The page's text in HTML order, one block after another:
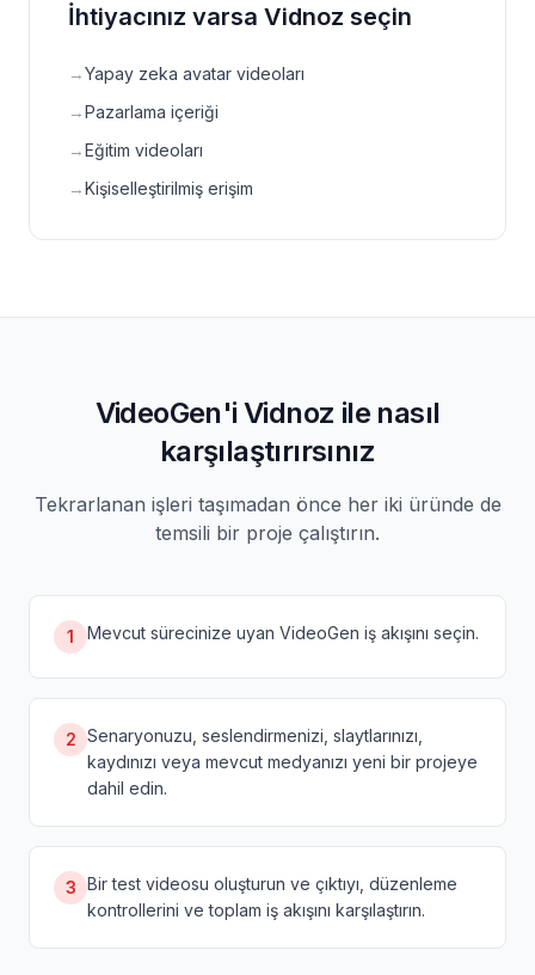
İhtiyacınız varsa Vidnoz seçin
→Yapay zeka avatar videoları
→Pazarlama içeriği
→Eğitim videoları
→Kişiselleştirilmiş erişim
VideoGen'i Vidnoz ile nasıl
karşılaştırırsınız
Tekrarlanan işleri taşımadan önce her iki üründe de
temsili bir proje çalıştırın.
1 Mevcut sürecinize uyan VideoGen iş akışını seçin.
2 Senaryonuzu, seslendirmenizi, slaytlarınızı,
kaydınızı veya mevcut medyanızı yeni bir projeye
dahil edin.
3 Bir test videosu oluşturun ve çıktıyı, düzenleme
kontrollerini ve toplam iş akışını karşılaştırın.